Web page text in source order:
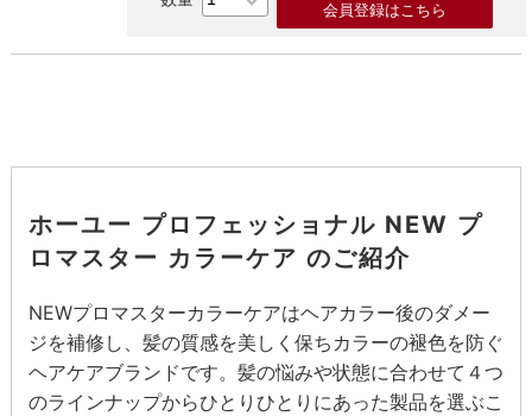
会員登録はこちら
ホーユー プロフェッショナル NEW プ
ロマスター カラーケア のご紹介
NEWプロマスターカラーケアはヘアカラー後のダメー
ジを補修し、髪の質感を美しく保ちカラーの褪色を防ぐ
ヘアケアブランドです。髪の悩みや状態に合わせて４つ
のラインナップからひとりひとりにあった製品を選ぶこ